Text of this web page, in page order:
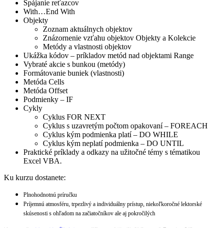
Spájanie reťazcov
With…End With
Objekty
Zoznam aktuálnych objektov
Znázornenie vzťahu objektov Objekty a Kolekcie
Metódy a vlastnosti objektov
Ukážka kódov – príkladov metód nad objektami Range
Vybraté akcie s bunkou (metódy)
Formátovanie buniek (vlastnosti)
Metóda Cells
Metóda Offset
Podmienky – IF
Cykly
Cyklus FOR NEXT
Cyklus s uzavretým počtom opakovaní – FOREACH
Cyklus kým podmienka platí – DO WHILE
Cyklus kým neplatí podmienka – DO UNTIL
Praktické príklady a odkazy na užitočné témy s tématikou
Excel VBA.
Ku kurzu dostanete:
Plnohodnotnú príručku
Príjemnú atmosféru, trpezlivý a individuálny prístup, niekoľkoročné lektorské
skúsenosti s ohľadom na začiatočníkov ale aj pokročilých